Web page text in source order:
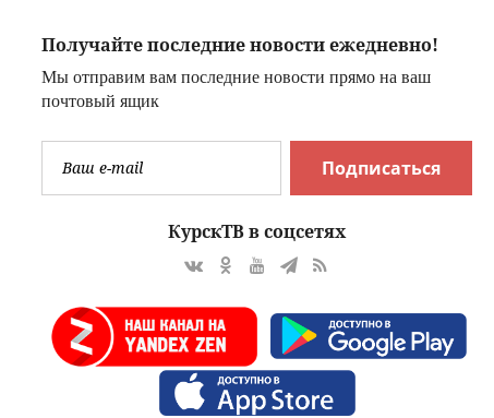
Получайте последние новости ежедневно!
Мы отправим вам последние новости прямо на ваш
почтовый ящик
Подписаться
КурскТВ в соцсетях